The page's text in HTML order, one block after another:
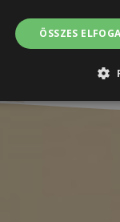
követő egy éven
ÖSSZES